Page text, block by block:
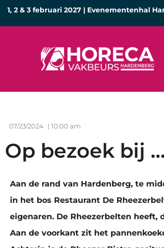
1, 2 & 3 februari 2027 | Evenementenhal
07/23/2024 | 10:00 am
Op bezoek bij
Aan de rand van Hardenberg, te
in het bos Restaurant De
eigenaren. De Rheezerbelten heeft,
Aan de voorkant zit het